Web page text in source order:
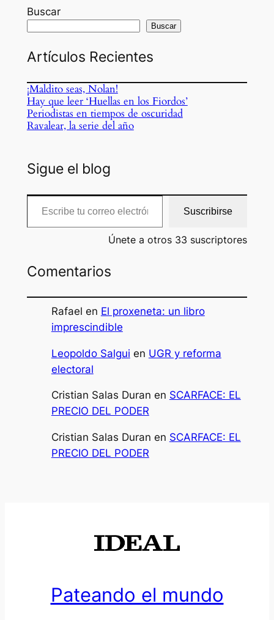
Buscar
Buscar
Artículos Recientes
¡Maldito seas, Nolan!
Hay que leer ‘Huellas en los Fiordos’
Periodistas en tiempos de oscuridad
Ravalear, la serie del año
Sigue el blog
Escribe tu correo electrónico…
Suscribirse
Únete a otros 33 suscriptores
Comentarios
Rafael en El proxeneta: un libro
imprescindible
Leopoldo Salgui en UGR y reforma
electoral
Cristian Salas Duran en SCARFACE: EL
PRECIO DEL PODER
Cristian Salas Duran en SCARFACE: EL
PRECIO DEL PODER
Pateando el mundo